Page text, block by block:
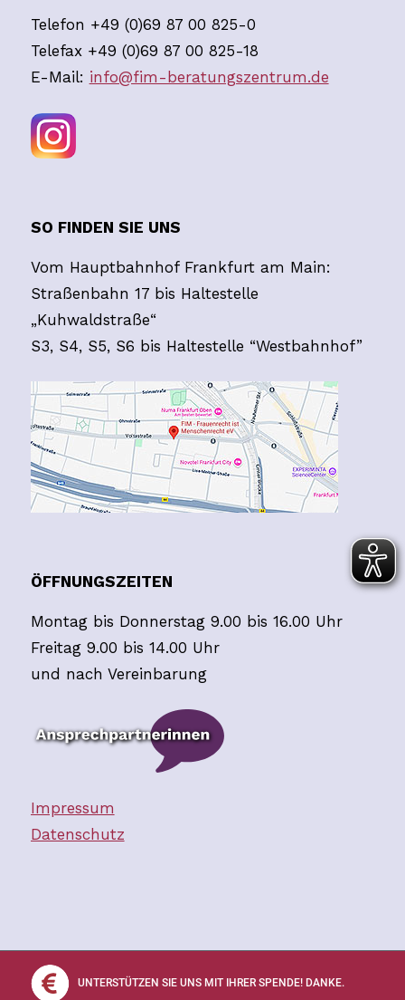
Telefon +49 (0)69 87 00 825-0
Telefax +49 (0)69 87 00 825-18
E-Mail: info@fim-beratungszentrum.de
SO FINDEN SIE UNS
Vom Hauptbahnhof Frankfurt am Main:
Straßenbahn 17 bis Haltestelle
„Kuhwaldstraße“
S3, S4, S5, S6 bis Haltestelle “Westbahnhof”
ÖFFNUNGSZEITEN
Montag bis Donnerstag 9.00 bis 16.00 Uhr
Freitag 9.00 bis 14.00 Uhr
und nach Vereinbarung
Impressum
Datenschutz